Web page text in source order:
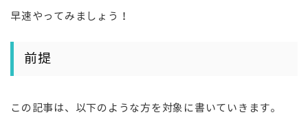
早速やってみましょう！
前提
この記事は、以下のような方を対象に書いていきます。